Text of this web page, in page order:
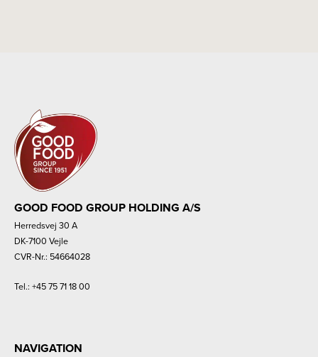
GOOD FOOD GROUP HOLDING A/S
Herredsvej 30 A
DK-7100 Vejle
CVR-Nr.: 54664028
Tel.: +45 75 71 18 00
NAVIGATION